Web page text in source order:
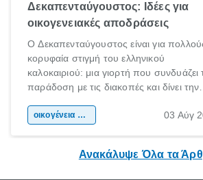
Δεκαπενταύγουστος: Ιδέες για
οικογενειακές αποδράσεις
Ο Δεκαπενταύγουστος είναι για
κορυφαία στιγμή του ελληνικού
καλοκαιριού: μια γιορτή που συνδυάζει
παράδοση με τις διακοπές και δίνει την
χώρας. Είτε πρόκειται για λίγες μέρες
οικογένεια & παιδί 03 Αύγ
Ανακάλυψε Όλα τα